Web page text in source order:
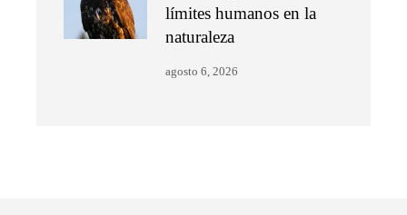
límites humanos en la
naturaleza
agosto 6, 2026